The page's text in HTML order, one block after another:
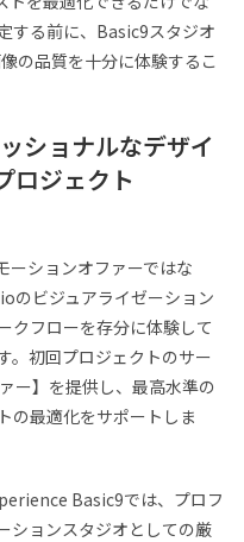
番 30 号 CASEBLDG 202
する前に、Basic9スタジオ
の品質を十分に体験するこ
ショナルなデザイ
ロジェクト
ションオファーではな
のビジュアライゼーション
クフローを存分に体験して
。初回プロジェクトのサー
ー】を提供し、最高水準の
の最適化をサポートしま
Basic9では、プロフ
ションスタジオとしての厳